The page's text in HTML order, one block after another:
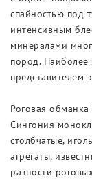
спайностью под
интенсивным
минералами
пород.
представителем
Роговая
Сингония
столбчатые,
агрегаты,
разности